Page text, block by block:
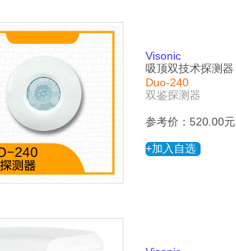
Visonic
吸顶双技术探测器
Duo-240
双鉴探测器
参考价：520.00元
+加入自选